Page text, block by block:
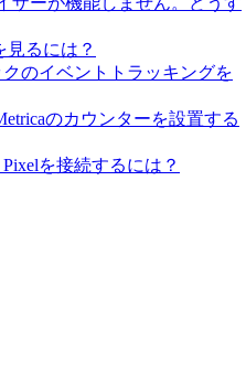
見るには？
のイベントトラッキングを
のカウンターを設置する
を接続するには？